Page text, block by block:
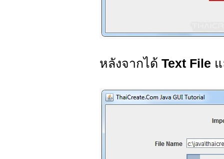
หลังจากได้ Text File